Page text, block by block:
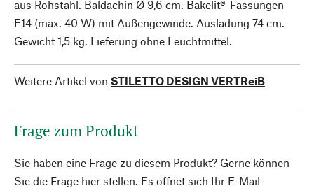
aus Rohstahl. Baldachin Ø 9,6 cm. Bakelit®-Fassungen
E14 (max. 40 W) mit Außengewinde. Ausladung 74 cm.
Gewicht 1,5 kg. Lieferung ohne Leuchtmittel.
Weitere Artikel von STILETTO DESIGN VERTReiB
Frage zum Produkt
Sie haben eine Frage zu diesem Produkt? Gerne können
Sie die Frage hier stellen. Es öffnet sich Ihr E-Mail-